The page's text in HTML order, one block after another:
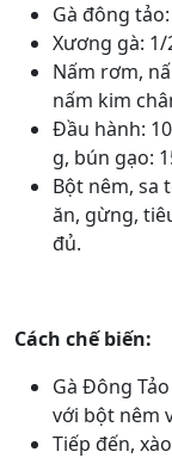
Gà đông
Xương gà: 1/
Nấm rơm,
nấm kim
Đầu hành:
g, bún gạo:
Bột nêm, sa
ăn, gừng,
đủ.
Cách chế biến:
Gà Đông
với bột nêm
Tiếp đến,